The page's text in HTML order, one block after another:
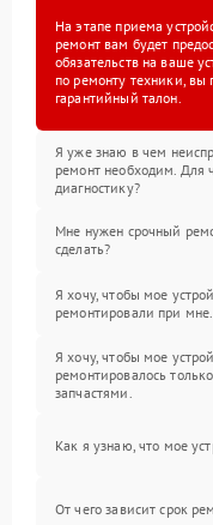
На этапе приема
ремонт вам будет
обязательств на ваше
по ремонту техники, вы
гарантийный талон.
Я уже знаю в чем
ремонт необходим. Для
диагностику?
Мне нужен срочный
сделать?
Я хочу, чтобы мое
ремонтировали при мне.
Я хочу, чтобы мое
ремонтировалось
запчастями.
Как я узнаю, что мое
От чего зависит срок